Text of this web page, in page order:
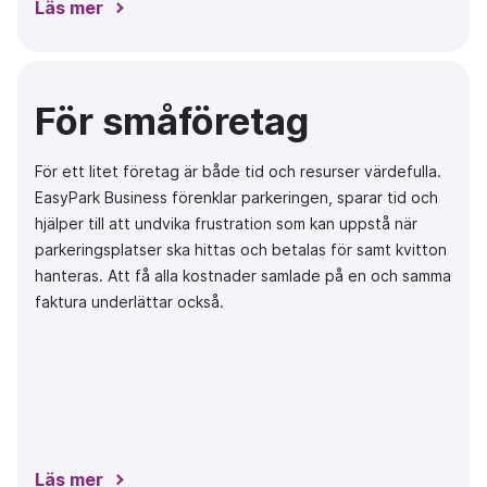
Läs mer
För småföretag
För ett litet företag är både tid och resurser värdefulla.
EasyPark Business förenklar parkeringen, sparar tid och
hjälper till att undvika frustration som kan uppstå när
parkeringsplatser ska hittas och betalas för samt kvitton
hanteras. Att få alla kostnader samlade på en och samma
faktura underlättar också.
Läs mer